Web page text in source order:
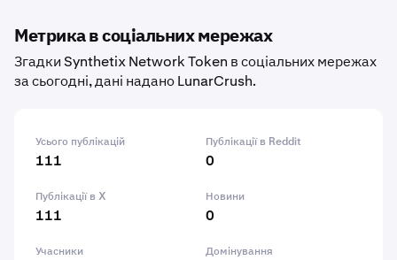
Метрика в соціальних мережах
Згадки Synthetix Network Token в соціальних мережах
за сьогодні, дані надано LunarCrush.
Усього публікацій
111
Публікації в Reddit
0
Публікації в X
111
Новини
0
Учасники Домінування